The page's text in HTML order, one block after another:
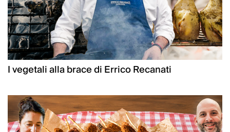
I vegetali alla brace di Errico Recanati